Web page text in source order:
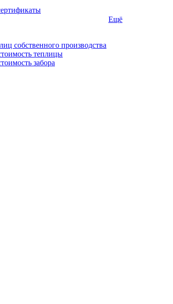
собственного производства
теплицы
забора
Ещё